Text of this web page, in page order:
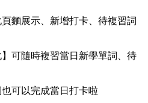
麵展示、新增打卡、待複習詞
可隨時複習當日新學單詞、待
可以完成當日打卡啦